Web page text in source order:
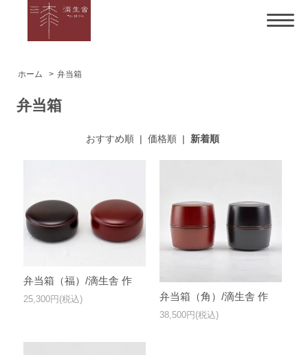
ホーム > 弁当箱
弁当箱
おすすめ順| 価格順| 新着順
弁当箱（福）/滴生舎 作
25,300円(税込) 弁当箱（角）/滴生舎 作
38,500円(税込)